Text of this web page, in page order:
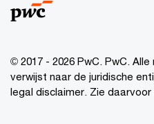
© 2017 - 2026 PwC. PwC.
verwijst naar de juridische
legal disclaimer. Zie